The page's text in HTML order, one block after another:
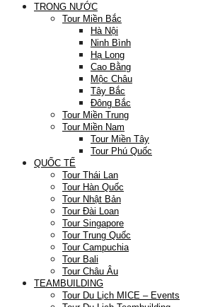
TRONG NƯỚC
Tour Miền Bắc
Hà Nội
Ninh Bình
Hạ Long
Cao Bằng
Mộc Châu
Tây Bắc
Đông Bắc
Tour Miền Trung
Tour Miền Nam
Tour Miền Tây
Tour Phú Quốc
QUỐC TẾ
Tour Thái Lan
Tour Hàn Quốc
Tour Nhật Bản
Tour Đài Loan
Tour Singapore
Tour Trung Quốc
Tour Campuchia
Tour Bali
Tour Châu Âu
TEAMBUILDING
Tour Du Lịch MICE – Events